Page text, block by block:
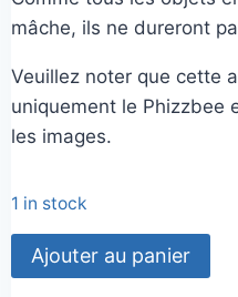
mâche, ils ne dureront
Veuillez noter que cette
uniquement le Phizzbee
les images.
1 in stock
quantité
de
Ajouter au panier